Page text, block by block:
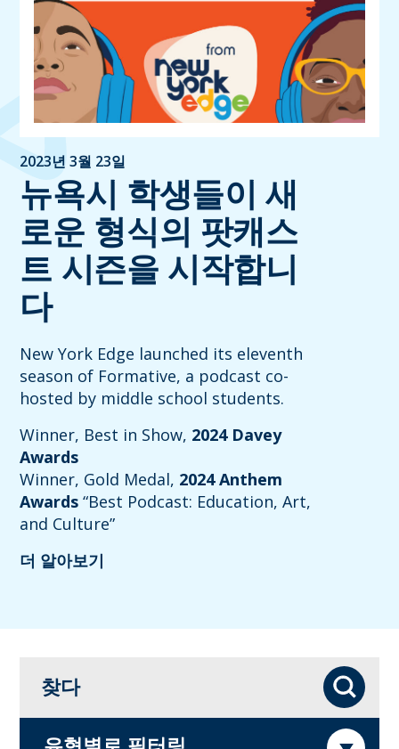
2023년 3월 23일
뉴욕시 학생들이 새
로운 형식의 팟캐스
트 시즌을 시작합니
다
New York Edge launched its eleventh
season of Formative, a podcast co-
hosted by middle school students.
Winner, Best in Show, 2024 Davey
Awards
Winner, Gold Medal, 2024 Anthem
Awards “Best Podcast: Education, Art,
and Culture”
더 알아보기
찾다 찾다